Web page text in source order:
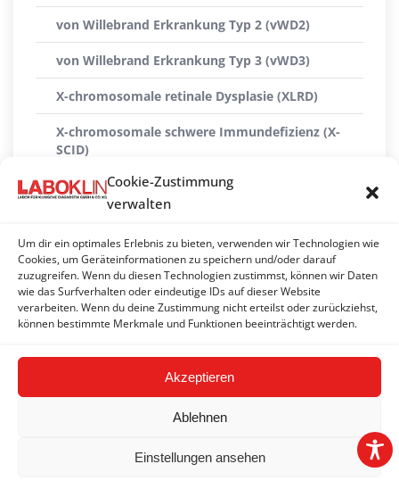
Cookie-Zustimmung
verwalten
Um dir ein optimales Erlebnis zu bieten, verwenden wir Technologien wie
Cookies, um Geräteinformationen zu speichern und/oder darauf
zuzugreifen. Wenn du diesen Technologien zustimmst, können wir Daten
wie das Surfverhalten oder eindeutige IDs auf dieser Website
verarbeiten. Wenn du deine Zustimmung nicht erteilst oder zurückziehst,
können bestimmte Merkmale und Funktionen beeinträchtigt werden.
Akzeptieren
Ablehnen
Einstellungen ansehen
von Willebrand Erkrankung Typ 2 (vWD2)
von Willebrand Erkrankung Typ 3 (vWD3)
X-chromosomale retinale Dysplasie (XLRD)
X-chromosomale schwere Immundefizienz (X-
SCID)
X-linked Myopathie (XL-MTM)
ZNS-Atrophie mit zerebellarer Ataxie (CACA)
Zwergwuchs (hypophysäre Form)
Zwergwuchs (Skeletale Dysplasie 2) (SD2)